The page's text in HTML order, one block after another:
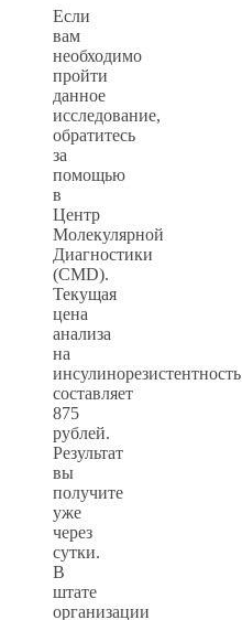
Если
вам
необходимо
пройти
данное
исследование,
обратитесь
за
помощью
в
Центр
Молекулярной
Диагностики
(CMD).
Текущая
цена
анализа
на
инсулинорезистентность
составляет
875
рублей.
Результат
вы
получите
уже
через
сутки.
В
штате
организации